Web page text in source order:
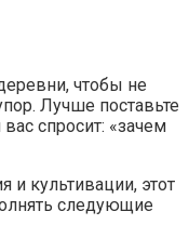
чтобы не
Лучше поставьте
спросит: «зачем
и культивации, этот
следующие